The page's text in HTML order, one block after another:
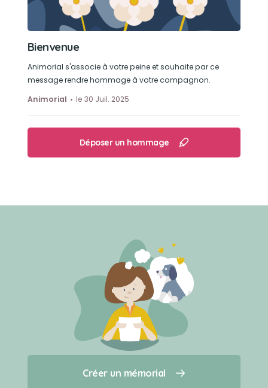
Créer un mémorial
Qui sommes-nous ?
Bienvenue
Animorial s'associe à votre peine et souhaite par ce
message rendre hommage à votre compagnon.
Animorial
le 30 Juil. 2025
Déposer un hommage
Créer un mémorial